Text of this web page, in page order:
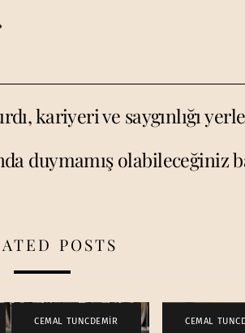
kariyeri ve saygınlığı
duymamış olabileceğiniz
POSTS
, CEMAL TUNCDEMİR , CEMAL